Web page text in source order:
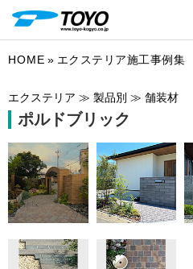
HOME エクステリア施工事例集
エクステリア ≫ 製品別 ≫ 舗装材
ポルドブリック